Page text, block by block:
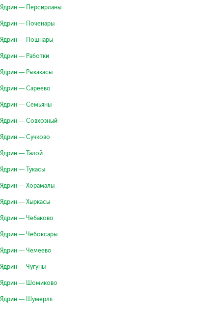
Ядрин — Персирланы
Ядрин — Поченары
Ядрин — Пошнары
Ядрин — Работки
Ядрин — Рыкакасы
Ядрин — Сареево
Ядрин — Семьяны
Ядрин — Совхозный
Ядрин — Сучково
Ядрин — Талой
Ядрин — Тукасы
Ядрин — Хорамалы
Ядрин — Хыркасы
Ядрин — Чебаково
Ядрин — Чебоксары
Ядрин — Чемеево
Ядрин — Чугуны
Ядрин — Шомиково
Ядрин — Шумерля